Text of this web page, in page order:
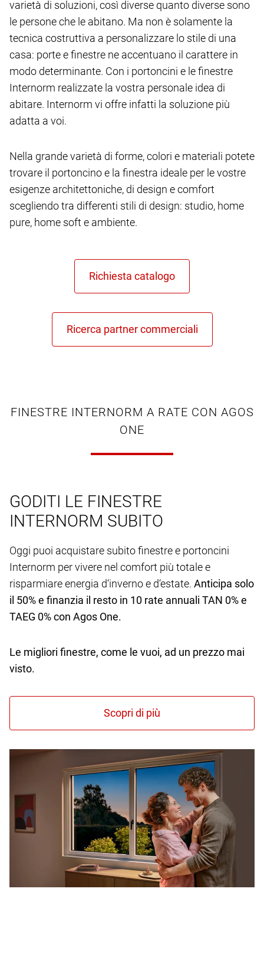
varietà di soluzioni, così diverse quanto diverse sono
le persone che le abitano. Ma non è solamente la
tecnica costruttiva a personalizzare lo stile di una
casa: porte e finestre ne accentuano il carattere in
modo determinante. Con i portoncini e le finestre
Internorm realizzate la vostra personale idea di
abitare. Internorm vi offre infatti la soluzione più
adatta a voi.
Nella grande varietà di forme, colori e materiali potete
trovare il portoncino e la finestra ideale per le vostre
esigenze architettoniche, di design e comfort
scegliendo tra differenti stili di design: studio, home
pure, home soft e ambiente.
FINESTRE INTERNORM A RATE CON AGOS
ONE
GODITI LE FINESTRE
INTERNORM SUBITO
Oggi puoi acquistare subito finestre e portoncini
Internorm per vivere nel comfort più totale e
risparmiare energia d‘inverno e d‘estate. Anticipa solo
il 50% e finanzia il resto in 10 rate annuali TAN 0% e
TAEG 0% con Agos One.
Le migliori finestre, come le vuoi, ad un prezzo mai
visto.